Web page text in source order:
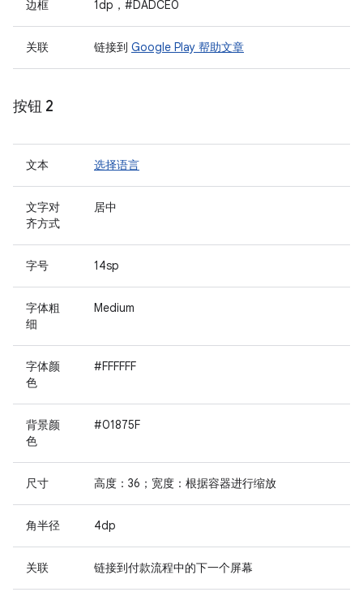
边框 1dp，#DADCE0
关联 链接到 Google Play 帮助文章
按钮 2
文本 选择语言
文字对
齐方式
居中
字号 14sp
字体粗
细
Medium
字体颜
色
#FFFFFF
背景颜
色
#01875F
尺寸 高度：36；宽度：根据容器进行缩放
角半径 4dp
关联 链接到付款流程中的下一个屏幕